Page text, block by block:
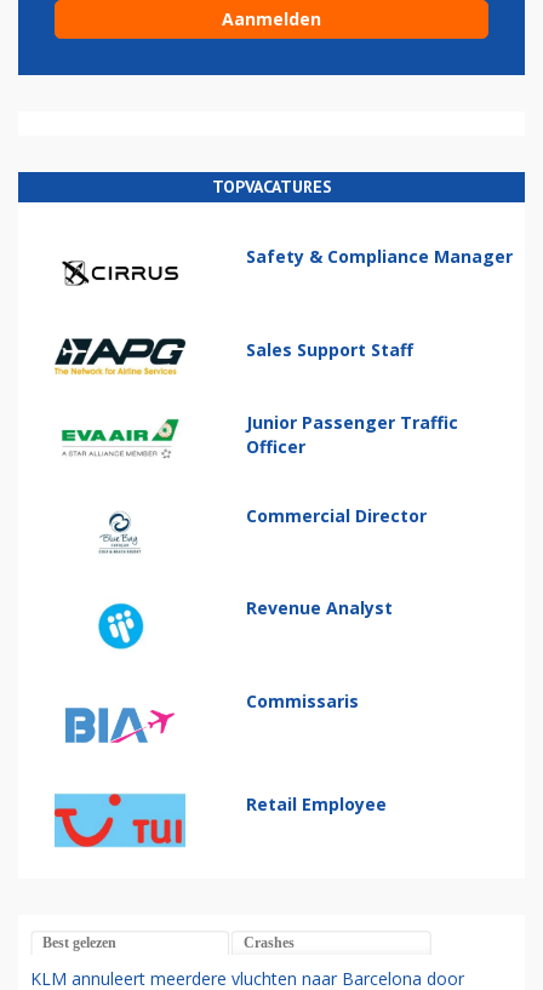
TOPVACATURES
Safety & Compliance Manager
Sales Support Staff
Junior Passenger Traffic
Officer
Commercial Director
Revenue Analyst
Commissaris
Retail Employee
Best gelezen Crashes
KLM annuleert meerdere vluchten naar Barcelona door